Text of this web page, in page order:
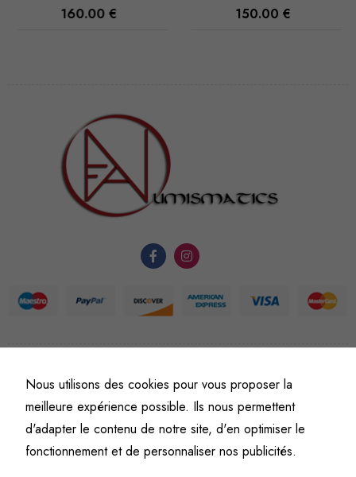
160.00 €
150.00 €
©Fine art numismatics– Tous droits réservés.
Politique de confidentialité
Conditions générales de vente et d’utilisation
Mentions légales
Nous utilisons des cookies pour vous proposer la
meilleure expérience possible. Ils nous permettent
d'adapter le contenu de notre site, d'en optimiser le
fonctionnement et de personnaliser nos publicités.
puissions
fonctionnalité
structure du
fonction de
l'usage qu'il
en est fait.